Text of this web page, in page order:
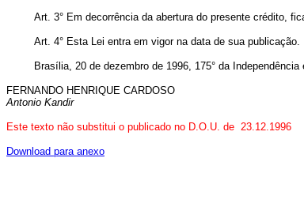
Art. 3° Em decorrência da abertura do presente crédito,
Art. 4° Esta Lei entra em vigor na data de sua publicação.
Brasília, 20 de dezembro de 1996, 175° da Independência
FERNANDO HENRIQUE CARDOSO
Antonio Kandir
Este texto não substitui o publicado no D.O.U. de 23.12.1996
Download para anexo